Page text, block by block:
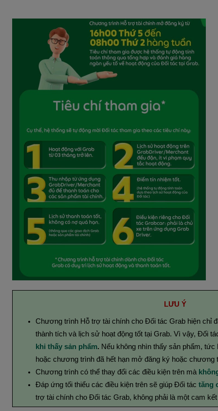
LƯU Ý
Chương trình Hỗ trợ tài chính cho Đối tác Grab hiện chỉ
thành tích và lịch sử hoạt động tốt tại Grab. Vì vậy, Đối
khi thấy sản phẩm. Nếu không nhìn thấy sản phẩm,
hoặc chương trình đã hết hạn mở đăng ký hoặc chương
Chương trình có thể thay đổi các điều kiện trên mà
Đáp ứng tối thiểu các điều kiện trên sẽ giúp Đối tác tăng
trợ tài chính cho Đối tác Grab, không phải là một cam